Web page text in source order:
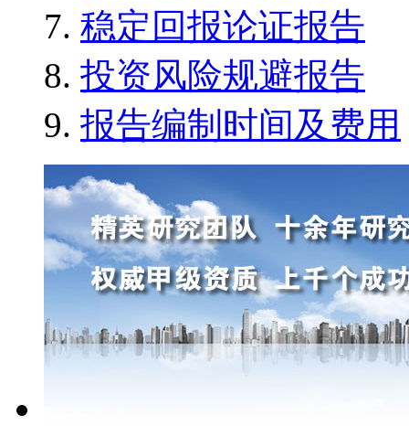
稳定回报论证报告
投资风险规避报告
报告编制时间及费用